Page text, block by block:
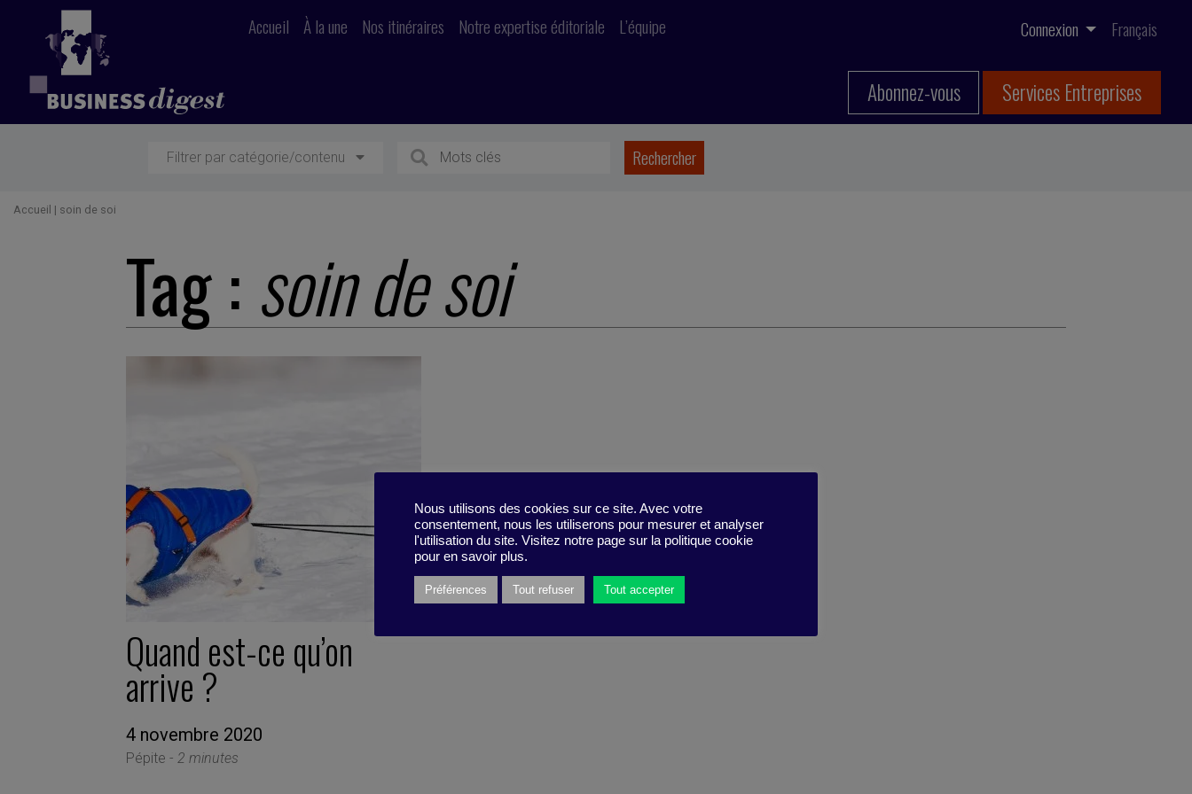
Accueil À la une Nos itinéraires Notre expertise éditoriale L’équipe Connexion Français
Abonnez-vous Services Entreprises
Filtrer par catégorie/contenu
Accueil | soin de soi
Tag : soin de soi
Quand est-ce qu’on
arrive ?
4 novembre 2020
Pépite - 2 minutes
Nous utilisons des cookies sur ce site. Avec votre
consentement, nous les utiliserons pour mesurer et analyser
l'utilisation du site. Visitez notre page sur la politique cookie
pour en savoir plus.
Préférences Tout refuser Tout accepter